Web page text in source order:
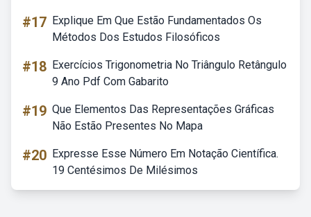
#17 Explique Em Que Estão Fundamentados Os
Métodos Dos Estudos Filosóficos
#18 Exercícios Trigonometria No Triângulo Retângulo
9 Ano Pdf Com Gabarito
#19 Que Elementos Das Representações Gráficas
Não Estão Presentes No Mapa
#20 Expresse Esse Número Em Notação Científica.
19 Centésimos De Milésimos